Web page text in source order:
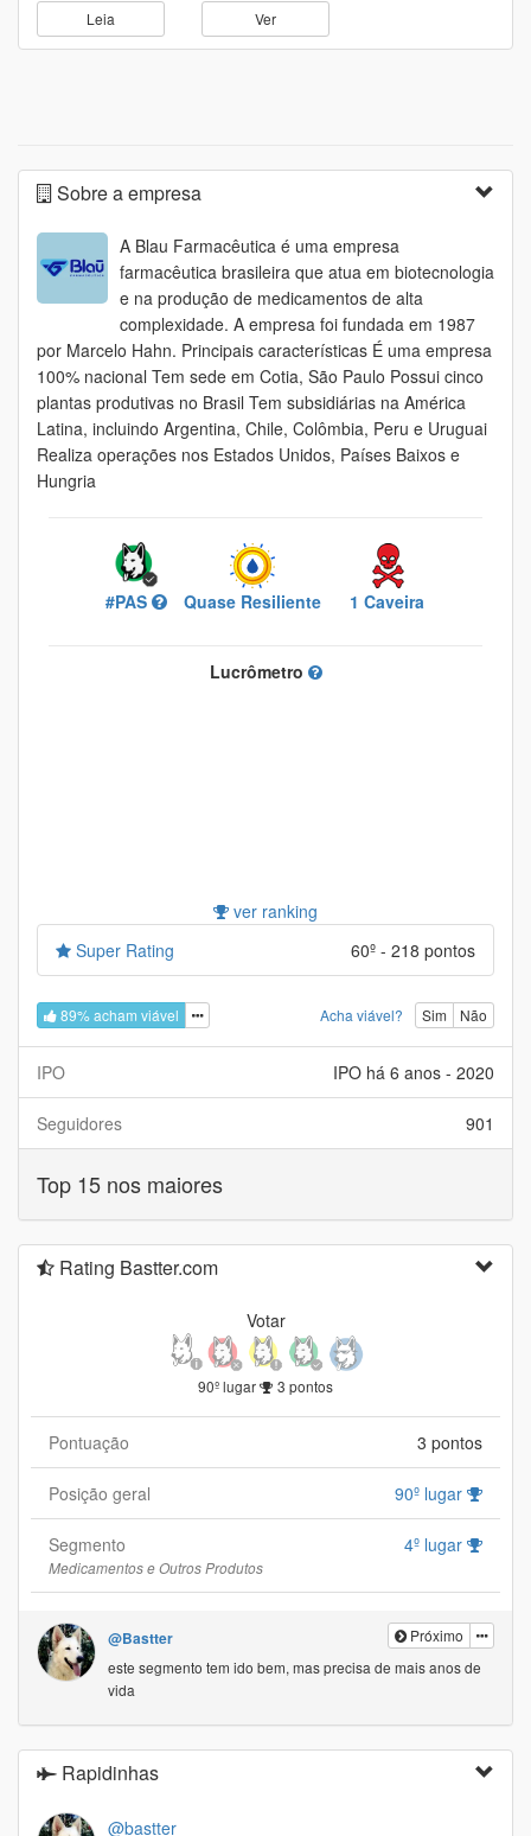
Leia Ver
Sobre a empresa
A Blau Farmacêutica é uma empresa
farmacêutica brasileira que atua em biotecnologia
e na produção de medicamentos de alta
complexidade. A empresa foi fundada em 1987
por Marcelo Hahn. Principais características É uma empresa
100% nacional Tem sede em Cotia, São Paulo Possui cinco
plantas produtivas no Brasil Tem subsidiárias na América
Latina, incluindo Argentina, Chile, Colômbia, Peru e Uruguai
Realiza operações nos Estados Unidos, Países Baixos e
Hungria
#PAS Quase Resiliente 1 Caveira
Lucrômetro
ver ranking
Super Rating
60º - 218 pontos
89% acham viável Acha viável? Sim Não
IPO IPO há 6 anos - 2020
Seguidores 901
Top 15 nos maiores
Rating Bastter.com
Votar
90º lugar 3 pontos
Pontuação 3 pontos
Posição geral 90º lugar
Segmento 4º lugar
Medicamentos e Outros Produtos
Próximo
@Bastter
este segmento tem ido bem, mas precisa de mais anos de
vida
Rapidinhas
@bastter